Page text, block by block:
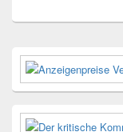
Primärer
Seitenleisten-
Widgetbereich